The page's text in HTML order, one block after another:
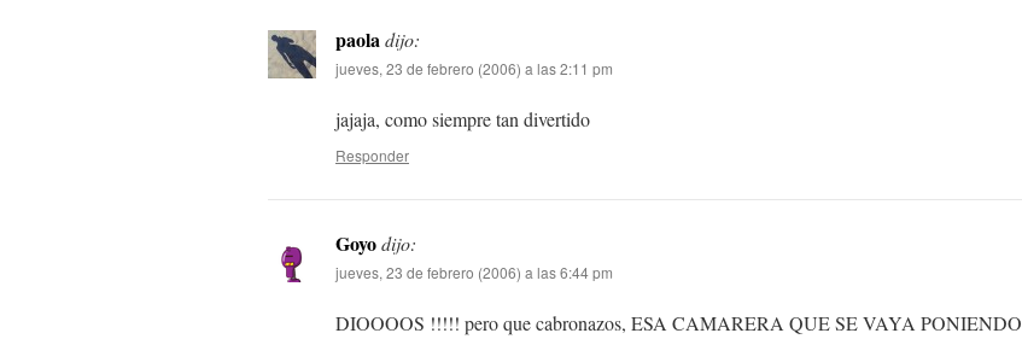
paoladijo:
jueves, 23 de febrero (2006) a las 2:11 pm
jajaja, como siempre tan divertido
Responder
Goyodijo:
jueves, 23 de febrero (2006) a las 6:44 pm
DIOOOOS !!!!! pero que cabronazos, ESA CAMARERA QUE SE VAYA PONIENDO